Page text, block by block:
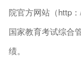
院官方网站（http
国家教育考试综合
绩。